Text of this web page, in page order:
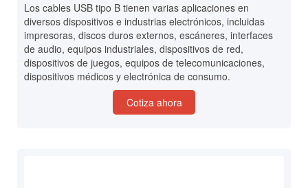
Los cables USB tipo B tienen varias aplicaciones en
diversos dispositivos e industrias electrónicos, incluidas
impresoras, discos duros externos, escáneres, interfaces
de audio, equipos industriales, dispositivos de red,
dispositivos de juegos, equipos de telecomunicaciones,
dispositivos médicos y electrónica de consumo.
Cotiza ahora